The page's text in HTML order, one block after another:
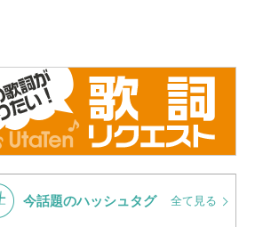
り道は遠回りした
スマス音楽祭2018
帰り道は遠回りしたくなる
今話題のハッシュタグ 全て見る